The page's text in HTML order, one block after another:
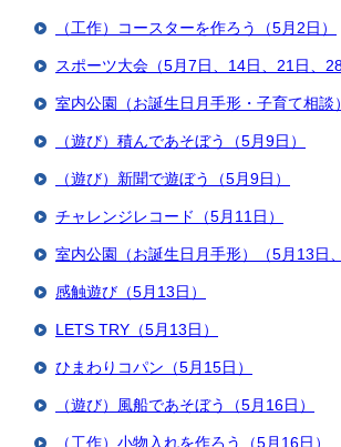
（工作）コースターを作ろう（5月2日）
スポーツ大会（5月7日、14日、21日、28
室内公園（お誕生日月手形・子育て相談
（遊び）積んであそぼう（5月9日）
（遊び）新聞で遊ぼう（5月9日）
チャレンジレコード（5月11日）
室内公園（お誕生日月手形）（5月13日
感触遊び（5月13日）
LETS TRY（5月13日）
ひまわりコパン（5月15日）
（遊び）風船であそぼう（5月16日）
（工作）小物入れを作ろう（5月16日）